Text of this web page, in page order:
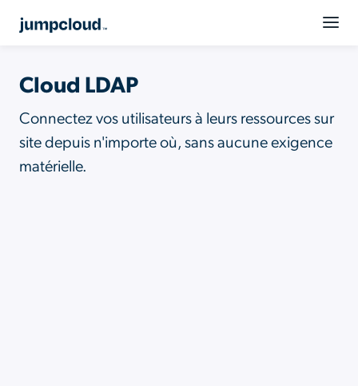
Cloud LDAP
Connectez vos utilisateurs à leurs ressources sur
site depuis n'importe où, sans aucune exigence
matérielle.